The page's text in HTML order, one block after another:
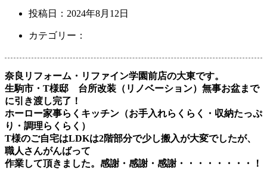
投稿日： 2024年8月12日
カテゴリー：
奈良リフォーム・リファイン学園前店の大東です。
生駒市・T様邸 台所改装（リノベーション）無事お盆まで
に引き渡し完了！
ホーロー家事らくキッチン（お手入れらくらく・収納たっぷ
り・調理らくらく）
T様のご自宅はLDKは2階部分で少し搬入が大変でしたが、
職人さんがんばって
作業して頂きました。感謝・感謝・感謝・・・・・・・・！